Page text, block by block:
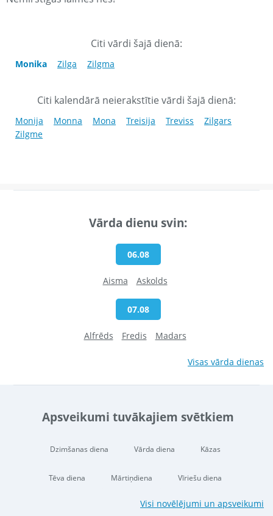
Citi vārdi šajā dienā:
Monika Zilga Zilgma
Citi kalendārā neierakstītie vārdi šajā dienā:
Monija Monna Mona Treisija Treviss
Zilgars
Zilgme
Vārda dienu svin:
06.08
Aisma Askolds
07.08
Alfrēds Fredis Madars
Visas vārda dienas
Apsveikumi tuvākajiem svētkiem
Dzimšanas diena Vārda diena Kāzas
Tēva diena Mārtiņdiena Vīriešu diena
Visi novēlējumi un apsveikumi